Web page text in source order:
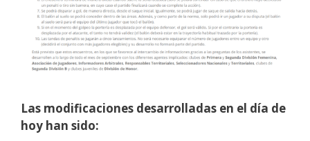
Las modificaciones desarrolladas en el día de
hoy han sido: